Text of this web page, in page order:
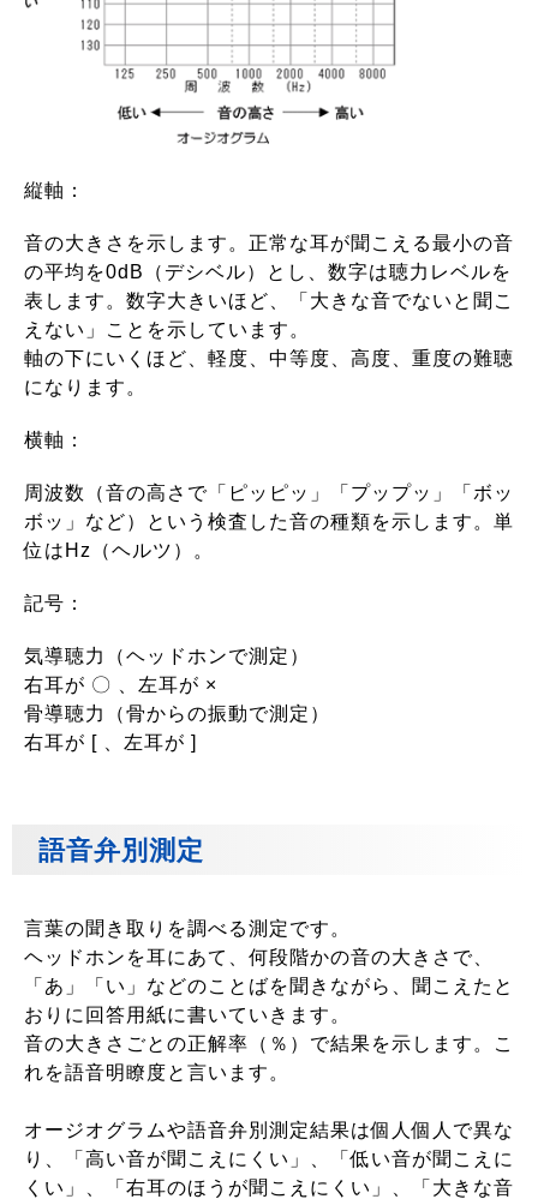
縦軸：
音の大きさを示します。正常な耳が聞こえる最小の音
の平均を0dB（デシベル）とし、数字は聴力レベルを
表します。数字大きいほど、「大きな音でないと聞こ
えない」ことを示しています。
軸の下にいくほど、軽度、中等度、高度、重度の難聴
になります。
横軸：
周波数（音の高さで「ピッピッ」「プップッ」「ボッ
ボッ」など）という検査した音の種類を示します。単
位はHz（ヘルツ）。
記号：
気導聴力（ヘッドホンで測定）
右耳が 〇 、左耳が ×
骨導聴力（骨からの振動で測定）
右耳が [ 、左耳が ]
語音弁別測定
言葉の聞き取りを調べる測定です。
ヘッドホンを耳にあて、何段階かの音の大きさで、
「あ」「い」などのことばを聞きながら、聞こえたと
おりに回答用紙に書いていきます。
音の大きさごとの正解率（％）で結果を示します。こ
れを語音明瞭度と言います。
オージオグラムや語音弁別測定結果は個人個人で異な
り、「高い音が聞こえにくい」、「低い音が聞こえに
くい」、「右耳のほうが聞こえにくい」、「大きな音